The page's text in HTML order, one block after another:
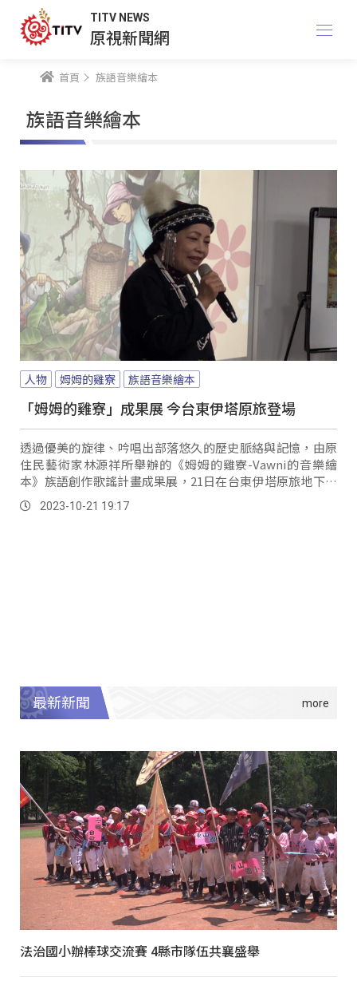
TITV NEWS
原視新聞網
首頁 族語音樂繪本
族語音樂繪本
人物 姆姆的雞寮 族語音樂繪本
「姆姆的雞寮」成果展 今台東伊塔原旅登場
透過優美的旋律、吟唱出部落悠久的歷史脈絡與記憶，由原
住民藝術家林源祥所舉辦的《姆姆的雞寮-Vawni的音樂繪
本》族語創作歌謠計畫成果展，21日在台東伊塔原旅地下一
樓展出，希望透過音樂、讓音樂老師鄭進妹多年來創作的族
語歌謠能被看見。
2023-10-21 19:17
最新新聞
法治國小辦棒球交流賽 4縣市隊伍共襄盛舉